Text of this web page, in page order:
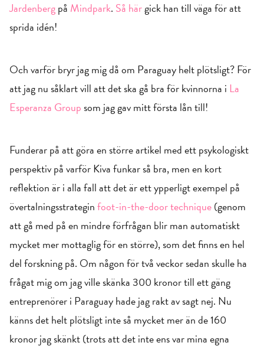
Jardenbergpå Mindpark. Så härgick han till väga för att
sprida idén!
Och varför bryr jag mig då om Paraguay helt plötsligt? För
att jag nu såklart vill att det ska gå bra för kvinnorna i La
Esperanza Groupsom jag gav mitt första lån till!
Funderar på att göra en större artikel med ett psykologiskt
perspektiv på varför Kiva funkar så bra, men en kort
reflektion är i alla fall att det är ett ypperligt exempel på
övertalningsstrateginfoot-in-the-door technique(genom
att gå med på en mindre förfrågan blir man automatiskt
mycket mer mottaglig för en större), som det finns en hel
del forskning på. Om någon för två veckor sedan skulle ha
frågat mig om jag ville skänka 300 kronor till ett gäng
entreprenörer i Paraguay hade jag rakt av sagt nej. Nu
känns det helt plötsligt inte så mycket mer än de 160
kronor jag skänkt (trots att det inte ens var mina egna